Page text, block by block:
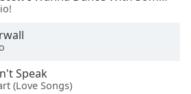
Speak
(Love Songs)